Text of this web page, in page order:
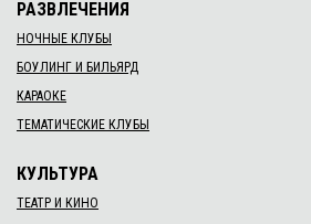
РАЗВЛЕЧЕНИЯ
НОЧНЫЕ КЛУБЫ
БОУЛИНГ И БИЛЬЯРД
КАРАОКЕ
ТЕМАТИЧЕСКИЕ КЛУБЫ
КУЛЬТУРА
ТЕАТР И КИНО